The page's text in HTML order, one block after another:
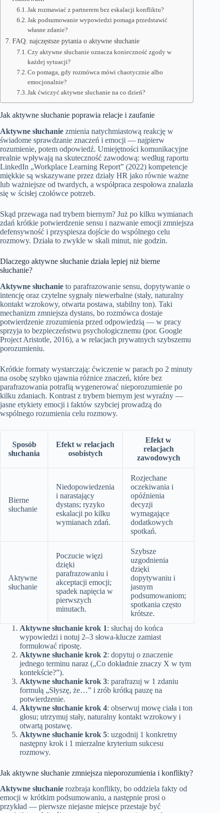
Jak rozmawiać z partnerem bez eskalacji konfliktu?
Jak podsumowanie wypowiedzi pomaga przedstawić
własne zdanie?
FAQ: najczęstsze pytania o aktywne słuchanie
Czy aktywne słuchanie oznacza konieczność zgody w
każdej sytuacji?
Co pomaga, gdy rozmówca mówi chaotycznie albo
emocjonalnie?
Jak ćwiczyć aktywne słuchanie na co dzień?
Jak aktywne słuchanie poprawia relacje i zaufanie
Aktywne słuchanie zmienia natychmiastową reakcję w
świadome sprawdzanie znaczeń i emocji — najpierw
rozumienie, potem odpowiedź. Umiejętności komunikacyjne
realnie wpływają na skuteczność zawodową: według raportu
LinkedIn „Workplace Learning Report” (2022) kompetencje
miękkie są wskazywane przez działy HR jako równie ważne
lub ważniejsze od twardych, a współpraca zespołowa znalazła
się w ścisłej czołówce potrzeb.
Skąd przewaga nad trybem biernym? Już po kilku wymianach
zdań krótkie potwierdzenie sensu i nazwanie emocji zmniejsza
defensywność i przyspiesza dojście do wspólnego celu
rozmowy. Działa to zwykle w skali minut, nie godzin.
Dlaczego aktywne słuchanie działa lepiej niż bierne
słuchanie?
Aktywne słuchanie to parafrazowanie sensu, dopytywanie o
intencję oraz czytelne sygnały niewerbalne (stały, naturalny
kontakt wzrokowy, otwarta postawa, stabilny ton). Taki
mechanizm zmniejsza dystans, bo rozmówca dostaje
potwierdzenie zrozumienia przed odpowiedzią — w pracy
sprzyja to bezpieczeństwu psychologicznemu (por. Google
Project Aristotle, 2016), a w relacjach prywatnych szybszemu
porozumieniu.
Krótkie formaty wystarczają: ćwiczenie w parach po 2 minuty
na osobę szybko ujawnia różnice znaczeń, które bez
parafrazowania potrafią wygenerować nieporozumienie po
kilku zdaniach. Kontrast z trybem biernym jest wyraźny —
jasne etykiety emocji i faktów szybciej prowadzą do
wspólnego rozumienia celu rozmowy.
Sposób
słuchania
Efekt w relacjach
osobistych
Efekt w
relacjach
zawodowych
Bierne
słuchanie
Niedopowiedzenia
i narastający
dystans; ryzyko
eskalacji po kilku
wymianach zdań.
Rozjechane
oczekiwania i
opóźnienia
decyzji
wymagające
dodatkowych
spotkań.
Aktywne
słuchanie
Poczucie więzi
dzięki
parafrazowaniu i
akceptacji emocji;
spadek napięcia w
pierwszych
minutach.
Szybsze
uzgodnienia
dzięki
dopytywaniu i
jasnym
podsumowaniom;
spotkania często
krótsze.
Aktywne słuchanie krok 1: słuchaj do końca
wypowiedzi i notuj 2–3 słowa‑klucze zamiast
formułować ripostę.
Aktywne słuchanie krok 2: dopytuj o znaczenie
jednego terminu naraz („Co dokładnie znaczy X w tym
kontekście?”).
Aktywne słuchanie krok 3: parafrazuj w 1 zdaniu
formułą „Słyszę, że…” i zrób krótką pauzę na
potwierdzenie.
Aktywne słuchanie krok 4: obserwuj mowę ciała i ton
głosu; utrzymuj stały, naturalny kontakt wzrokowy i
otwartą postawę.
Aktywne słuchanie krok 5: uzgodnij 1 konkretny
następny krok i 1 mierzalne kryterium sukcesu
rozmowy.
Jak aktywne słuchanie zmniejsza nieporozumienia i konflikty?
Aktywne słuchanie rozbraja konflikty, bo oddziela fakty od
emocji w krótkim podsumowaniu, a następnie prosi o
przykład — pierwsze niejasne miejsce przestaje być